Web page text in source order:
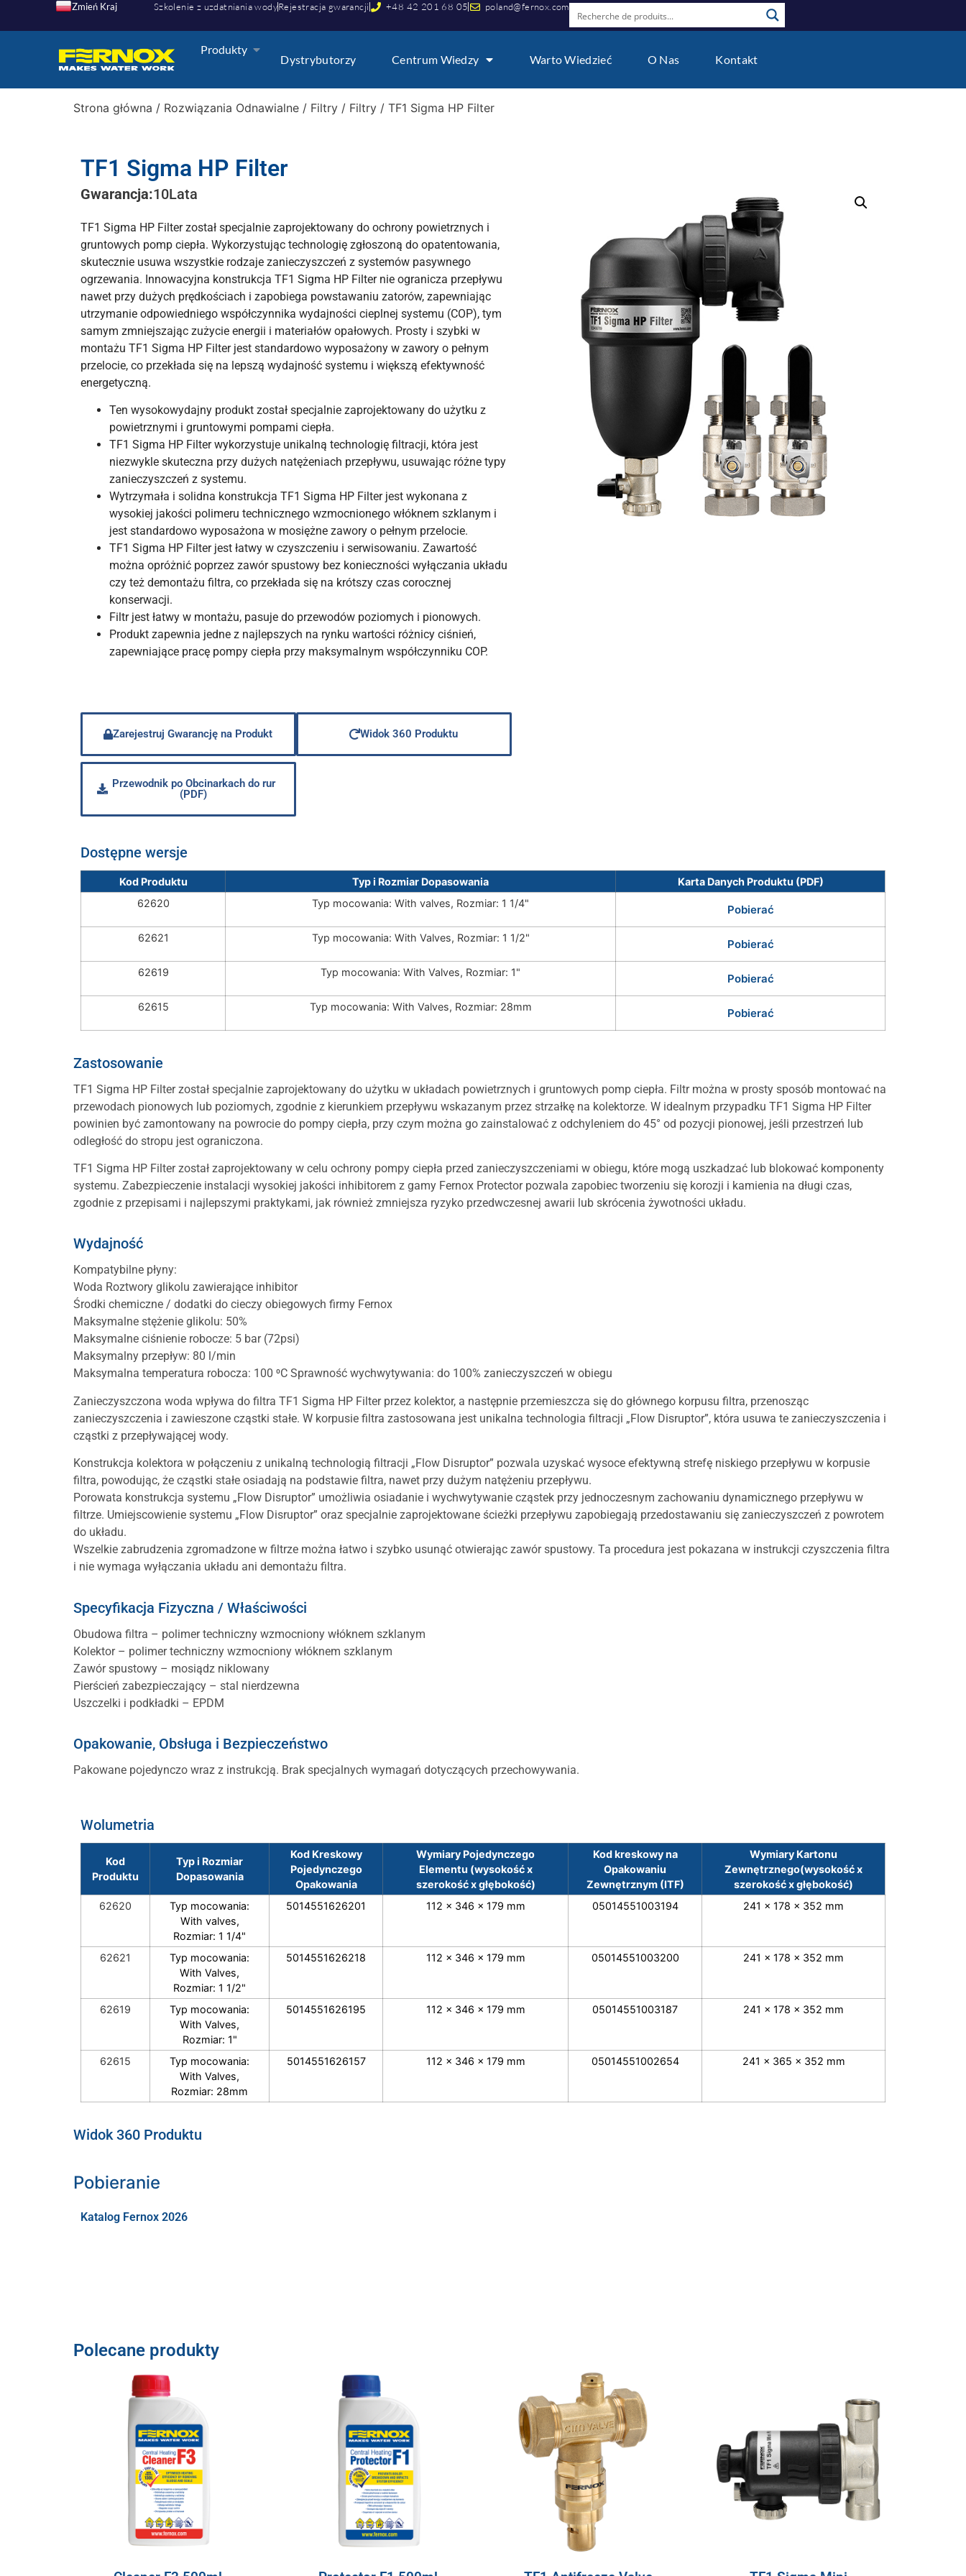
Zmień Kraj Szkolenie z uzdatniania wodyRejestracja gwarancji +48 42 201 68 05 poland@fernox.com
Produkty
Dystrybutorzy Centrum Wiedzy Warto Wiedzieć O Nas Kontakt
Strona główna / Rozwiązania Odnawialne / Filtry / Filtry / TF1 Sigma HP Filter
TF1 Sigma HP Filter
Gwarancja:10Lata
TF1 Sigma HP Filter został specjalnie zaprojektowany do ochrony powietrznych i
gruntowych pomp ciepła. Wykorzystując technologię zgłoszoną do opatentowania,
skutecznie usuwa wszystkie rodzaje zanieczyszczeń z systemów pasywnego
ogrzewania. Innowacyjna konstrukcja TF1 Sigma HP Filter nie ogranicza przepływu
nawet przy dużych prędkościach i zapobiega powstawaniu zatorów, zapewniając
utrzymanie odpowiedniego współczynnika wydajności cieplnej systemu (COP), tym
samym zmniejszając zużycie energii i materiałów opałowych. Prosty i szybki w
montażu TF1 Sigma HP Filter jest standardowo wyposażony w zawory o pełnym
przelocie, co przekłada się na lepszą wydajność systemu i większą efektywność
energetyczną.
Ten wysokowydajny produkt został specjalnie zaprojektowany do użytku z
powietrznymi i gruntowymi pompami ciepła.
TF1 Sigma HP Filter wykorzystuje unikalną technologię filtracji, która jest
niezwykle skuteczna przy dużych natężeniach przepływu, usuwając różne typy
zanieczyszczeń z systemu.
Wytrzymała i solidna konstrukcja TF1 Sigma HP Filter jest wykonana z
wysokiej jakości polimeru technicznego wzmocnionego włóknem szklanym i
jest standardowo wyposażona w mosiężne zawory o pełnym przelocie.
TF1 Sigma HP Filter jest łatwy w czyszczeniu i serwisowaniu. Zawartość
można opróżnić poprzez zawór spustowy bez konieczności wyłączania układu
czy też demontażu filtra, co przekłada się na krótszy czas corocznej
konserwacji.
Filtr jest łatwy w montażu, pasuje do przewodów poziomych i pionowych.
Produkt zapewnia jedne z najlepszych na rynku wartości różnicy ciśnień,
zapewniające pracę pompy ciepła przy maksymalnym współczynniku COP.
Zarejestruj Gwarancję na Produkt Widok 360 Produktu
Przewodnik po Obcinarkach do rur
(PDF)
Dostępne wersje
Kod Produktu Typ i Rozmiar Dopasowania
Karta Danych Produktu (PDF)
62620
Typ mocowania: With valves, Rozmiar: 1 1/4" Pobierać
62621 Typ mocowania: With Valves, Rozmiar: 1 1/2" Pobierać
62619 Typ mocowania: With Valves, Rozmiar: 1" Pobierać
62615 Typ mocowania: With Valves, Rozmiar: 28mm Pobierać
Zastosowanie
TF1 Sigma HP Filter został specjalnie zaprojektowany do użytku w układach powietrznych i gruntowych pomp ciepła. Filtr można w prosty sposób montować na
przewodach pionowych lub poziomych, zgodnie z kierunkiem przepływu wskazanym przez strzałkę na kolektorze. W idealnym przypadku TF1 Sigma HP Filter
powinien być zamontowany na powrocie do pompy ciepła, przy czym można go zainstalować z odchyleniem do 45° od pozycji pionowej, jeśli przestrzeń lub
odległość do stropu jest ograniczona.
TF1 Sigma HP Filter został zaprojektowany w celu ochrony pompy ciepła przed zanieczyszczeniami w obiegu, które mogą uszkadzać lub blokować komponenty
systemu. Zabezpieczenie instalacji wysokiej jakości inhibitorem z gamy Fernox Protector pozwala zapobiec tworzeniu się korozji i kamienia na długi czas,
zgodnie z przepisami i najlepszymi praktykami, jak również zmniejsza ryzyko przedwczesnej awarii lub skrócenia żywotności układu.
Wydajność
Kompatybilne płyny:
Woda Roztwory glikolu zawierające inhibitor
Środki chemiczne / dodatki do cieczy obiegowych firmy Fernox
Maksymalne stężenie glikolu: 50%
Maksymalne ciśnienie robocze: 5 bar (72psi)
Maksymalny przepływ: 80 l/min
Maksymalna temperatura robocza: 100 ⁰C Sprawność wychwytywania: do 100% zanieczyszczeń w obiegu
Zanieczyszczona woda wpływa do filtra TF1 Sigma HP Filter przez kolektor, a następnie przemieszcza się do głównego korpusu filtra, przenosząc
zanieczyszczenia i zawieszone cząstki stałe. W korpusie filtra zastosowana jest unikalna technologia filtracji „Flow Disruptor”, która usuwa te zanieczyszczenia i
cząstki z przepływającej wody.
Konstrukcja kolektora w połączeniu z unikalną technologią filtracji „Flow Disruptor” pozwala uzyskać wysoce efektywną strefę niskiego przepływu w korpusie
filtra, powodując, że cząstki stałe osiadają na podstawie filtra, nawet przy dużym natężeniu przepływu.
Porowata konstrukcja systemu „Flow Disruptor” umożliwia osiadanie i wychwytywanie cząstek przy jednoczesnym zachowaniu dynamicznego przepływu w
filtrze. Umiejscowienie systemu „Flow Disruptor” oraz specjalnie zaprojektowane ścieżki przepływu zapobiegają przedostawaniu się zanieczyszczeń z powrotem
do układu.
Wszelkie zabrudzenia zgromadzone w filtrze można łatwo i szybko usunąć otwierając zawór spustowy. Ta procedura jest pokazana w instrukcji czyszczenia filtra
i nie wymaga wyłączania układu ani demontażu filtra.
Specyfikacja Fizyczna / Właściwości
Obudowa filtra – polimer techniczny wzmocniony włóknem szklanym
Kolektor – polimer techniczny wzmocniony włóknem szklanym
Zawór spustowy – mosiądz niklowany
Pierścień zabezpieczający – stal nierdzewna
Uszczelki i podkładki – EPDM
Opakowanie, Obsługa i Bezpieczeństwo
Pakowane pojedynczo wraz z instrukcją. Brak specjalnych wymagań dotyczących przechowywania.
Wolumetria
Kod
Produktu
Typ i Rozmiar
Dopasowania
Kod Kreskowy
Pojedynczego
Opakowania
Wymiary Pojedynczego
Elementu (wysokość x
szerokość x głębokość)
Kod kreskowy na
Opakowaniu
Zewnętrznym (ITF)
Wymiary Kartonu
Zewnętrznego(wysokość x
szerokość x głębokość)
62620
Typ mocowania:
With valves,
Rozmiar: 1 1/4"
5014551626201 112 x 346 x 179 mm 05014551003194 241 x 178 x 352 mm
62621
Typ mocowania:
With Valves,
Rozmiar: 1 1/2"
5014551626218 112 x 346 x 179 mm 05014551003200 241 x 178 x 352 mm
62619
Typ mocowania:
With Valves,
Rozmiar: 1"
5014551626195 112 x 346 x 179 mm 05014551003187 241 x 178 x 352 mm
62615
Typ mocowania:
With Valves,
Rozmiar: 28mm
5014551626157 112 x 346 x 179 mm 05014551002654 241 x 365 x 352 mm
Widok 360 Produktu
Pobieranie
Katalog Fernox 2026
Polecane produkty